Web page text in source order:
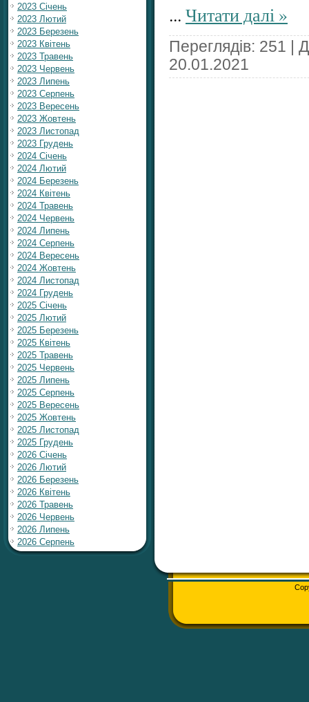
2023 Січень
2023 Лютий
2023 Березень
2023 Квітень
2023 Травень
2023 Червень
2023 Липень
2023 Серпень
2023 Вересень
2023 Жовтень
2023 Листопад
2023 Грудень
2024 Січень
2024 Лютий
2024 Березень
2024 Квітень
2024 Травень
2024 Червень
2024 Липень
2024 Серпень
2024 Вересень
2024 Жовтень
2024 Листопад
2024 Грудень
2025 Січень
2025 Лютий
2025 Березень
2025 Квітень
2025 Травень
2025 Червень
2025 Липень
2025 Серпень
2025 Вересень
2025 Жовтень
2025 Листопад
2025 Грудень
2026 Січень
2026 Лютий
2026 Березень
2026 Квітень
2026 Травень
2026 Червень
2026 Липень
2026 Серпень
... Читати далі »
Переглядів: 251 |
20.01.2021